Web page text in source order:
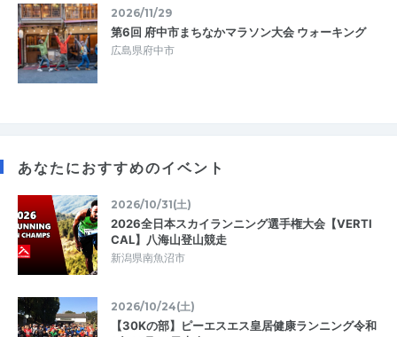
2026/11/29
第6回 府中市まちなかマラソン大会 ウォーキング
広島県府中市
あなたにおすすめのイベント
2026/10/31(土)
2026全日本スカイランニング選手権大会【VERTI
CAL】八海山登山競走
新潟県南魚沼市
2026/10/24(土)
【30Kの部】ピーエスエス皇居健康ランニング令和